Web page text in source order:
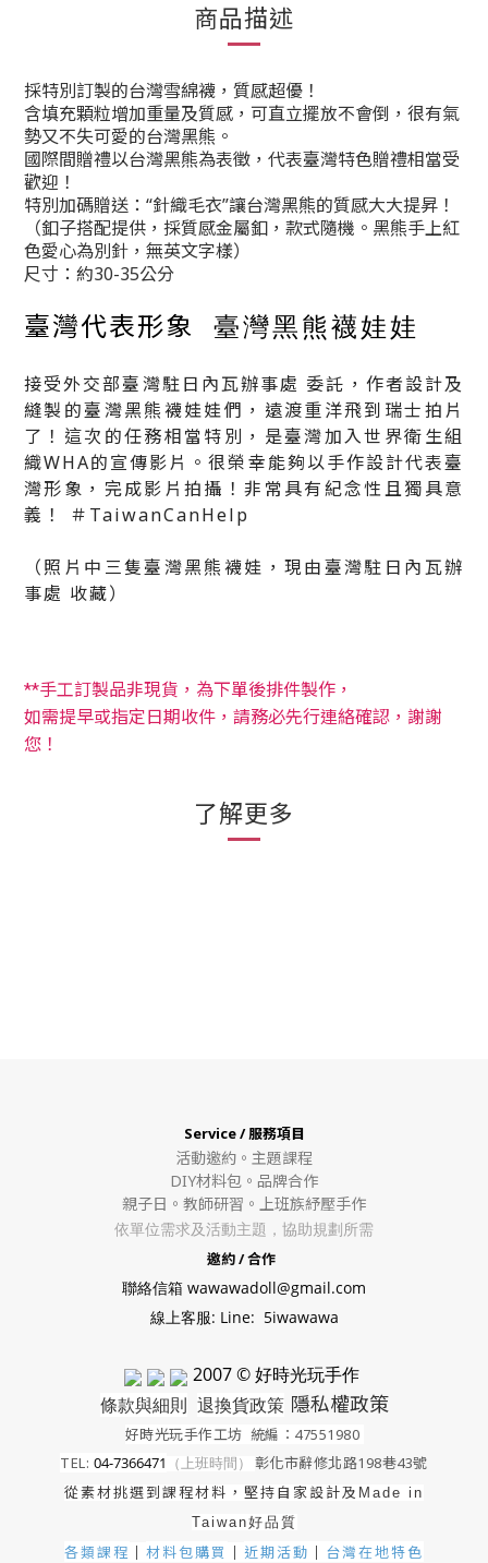
商品描述
採特別訂製的台灣雪綿襪，質感超優！
含填充顆粒增加重量及質感，可直立擺放不會倒，很有氣
勢又不失可愛的台灣黑熊。
國際間贈禮以台灣黑熊為表徵，代表臺灣特色贈禮相當受
歡迎！
特別加碼贈送：“針織毛衣”讓台灣黑熊的質感大大提昇！
（釦子搭配提供，採質感金屬釦，款式隨機。黑熊手上紅
色愛心為別針，無英文字樣）
尺寸：約30-35公分
臺灣代表形象 🥇
臺灣黑熊襪娃娃
接受外交部臺灣駐日內瓦辦事處 委託，作者設計及
縫製的臺灣黑熊襪娃娃們，遠渡重洋飛到瑞士拍片
了！這次的任務相當特別，是臺灣加入世界衛生組
織WHA的宣傳影片。很榮幸能夠以手作設計代表臺
灣形象，完成影片拍攝！非常具有紀念性且獨具意
義！ ＃TaiwanCanHelp
（照片中三隻臺灣黑熊襪娃，現由臺灣駐日內瓦辦
事處 收藏）
**手工訂製品非現貨，為下單後排件製作，
如需提早或指定日期收件，請務必先行連絡確認，謝謝
您！
了解更多
Service / 服務項目
活動邀約。 主題課程
DIY材料包。 品牌合作
親子日。教師研習。上班族紓壓手作
依單位需求及活動主題，協助規劃所需
邀約 / 合作
聯絡信箱 wawawadoll@gmail.com
線上客服: Line: 5iwawawa
2007 © 好時光玩手作
條款與細則 退換貨政策 隱私權政策
好時光玩手作工坊 統編：47551980
TEL: 04-7366471 （上班時間） 彰化市辭修北路198巷43號
從素材挑選到課程材料，堅持自家設計及 Made in
Taiwan好品質
各類課程 ｜ 材料包購買 ｜ 近期活動 ｜ 台灣在地特色